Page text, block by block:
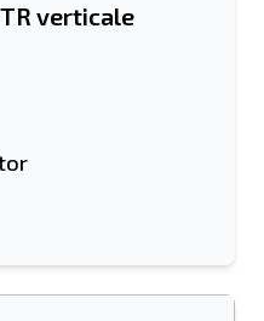
verticale